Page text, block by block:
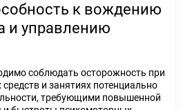
к вождению
и управлению
соблюдать осторожность при
и занятиях потенциально
требующими повышенной